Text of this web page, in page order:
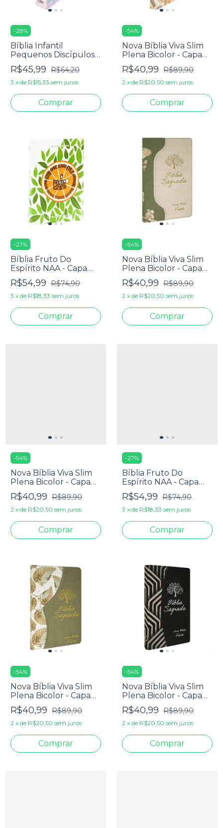
-28%
Bíblia Infantil
Pequenos Discípulos
ARC - Capa Dura Rosa
R$45,99 R$64,20
3 x de R$15,33 sem juros
-54%
Nova Bíblia Viva Slim
Plena Bicolor - Capa
Luxo Off White
R$40,99 R$89,90
2 x de R$20,50 sem juros
-27%
Bíblia Fruto Do
Espírito NAA - Capa
Dura Laranja
R$54,99 R$74,90
3 x de R$18,33 sem juros
-54%
Nova Bíblia Viva Slim
Plena Bicolor - Capa
Luxo Bege Floral
R$40,99 R$89,90
2 x de R$20,50 sem juros
-54%
Nova Bíblia Viva Slim
Plena Bicolor - Capa
Luxo Preta E Cinza
R$40,99 R$89,90
2 x de R$20,50 sem juros
-27%
Bíblia Fruto Do
Espírito NAA - Capa
Dura Verde
R$54,99 R$74,90
3 x de R$18,33 sem juros
-54%
Nova Bíblia Viva Slim
Plena Bicolor - Capa
Luxo Verde Folhas
R$40,99 R$89,90
2 x de R$20,50 sem juros
-54%
Nova Bíblia Viva Slim
Plena Bicolor - Capa
Luxo Preta E Listras
R$40,99 R$89,90
2 x de R$20,50 sem juros